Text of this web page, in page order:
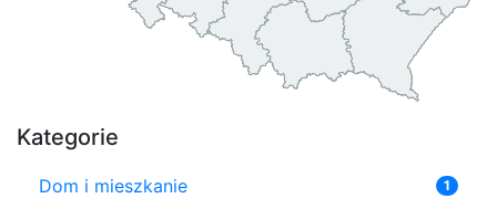
Kategorie
Dom i mieszkanie 1